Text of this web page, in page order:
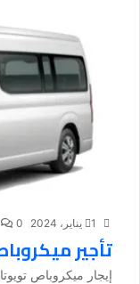
1 يناير، 2024 0
تأجير
إيجار ميكروباص